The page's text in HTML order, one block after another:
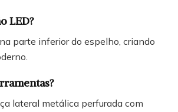
LED?
parte inferior do espelho, criando
lateral metálica perfurada com